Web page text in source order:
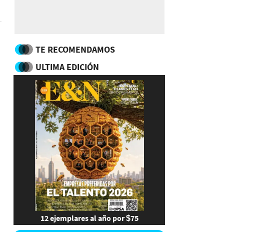
TE RECOMENDAMOS
ULTIMA EDICIÓN
12 ejemplares al año por $75